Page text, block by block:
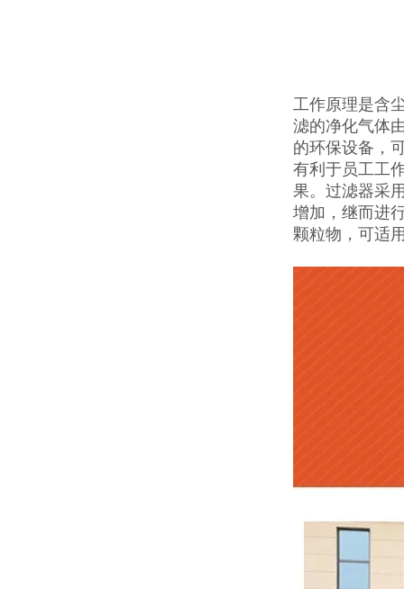
工作原理是含
滤的净化气体
的环保设备，
有利于员工工
果。过滤器采
增加，继而进
颗粒物，可适